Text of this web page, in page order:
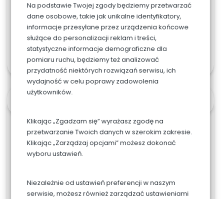
Na podstawie Twojej zgody będziemy przetwarzać
dane osobowe, takie jak unikalne identyfikatory,
informacje przesyłane przez urządzenia końcowe
służące do personalizacji reklam i treści,
statystyczne informacje demograficzne dla
pomiaru ruchu, będziemy też analizować
przydatność niektórych rozwiązań serwisu, ich
wydajność w celu poprawy zadowolenia
użytkowników.
Klikając „Zgadzam się” wyrażasz zgodę na
przetwarzanie Twoich danych w szerokim zakresie.
Klikając „Zarządzaj opcjami” możesz dokonać
wyboru ustawień.
Niezależnie od ustawień preferencji w naszym
serwisie, możesz również zarządzać ustawieniami
Dodaj do koszyka
Możliwa zmiana koloru piłki.
Napis jest w cenie.
z nami.